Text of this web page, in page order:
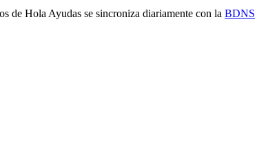
de Hola Ayudas se sincroniza diariamente con la BDNS